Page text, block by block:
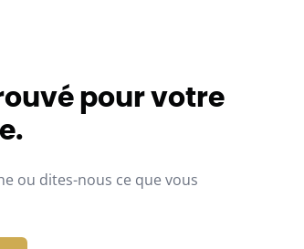
pour votre
ou dites-nous ce que vous